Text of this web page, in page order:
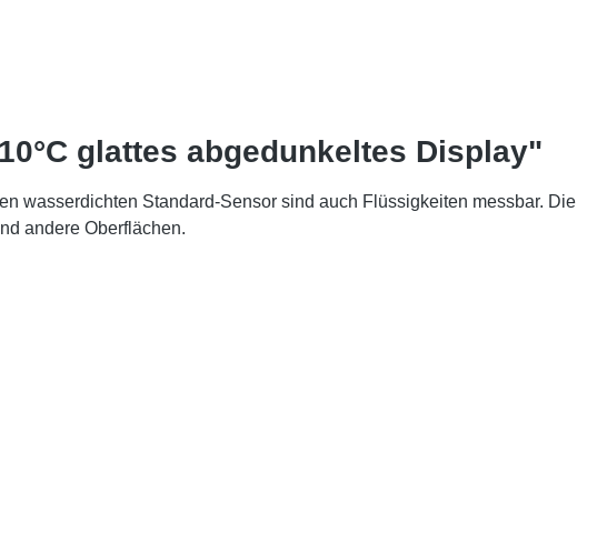
glattes abgedunkeltes Display"
wasserdichten Standard-Sensor sind auch Flüssigkeiten messbar. Die
andere Oberflächen.